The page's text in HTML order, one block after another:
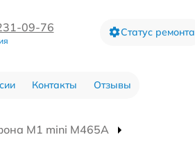
09-76 Статус ремонта
Контакты Отзывы
M1 mini M465A